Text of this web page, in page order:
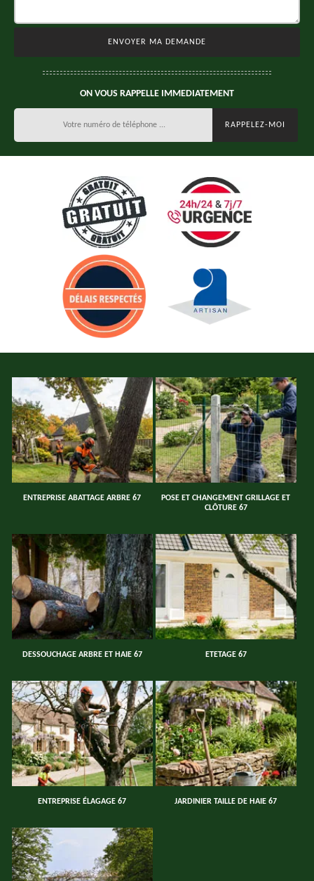
ON VOUS RAPPELLE IMMEDIATEMENT
ENTREPRISE ABATTAGE ARBRE 67
POSE ET CHANGEMENT GRILLAGE ET
CLÔTURE 67
DESSOUCHAGE ARBRE ET HAIE 67 ETETAGE 67
ENTREPRISE ÉLAGAGE 67 JARDINIER TAILLE DE HAIE 67